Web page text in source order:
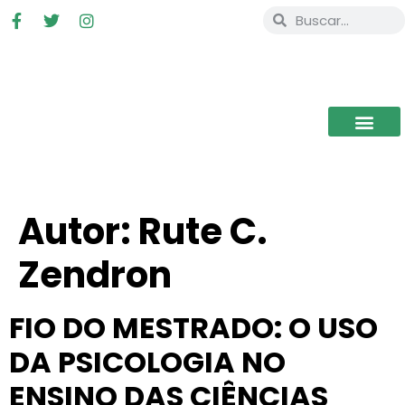
Autor: Rute C.
Zendron
FIO DO MESTRADO: O USO
DA PSICOLOGIA NO
ENSINO DAS CIÊNCIAS